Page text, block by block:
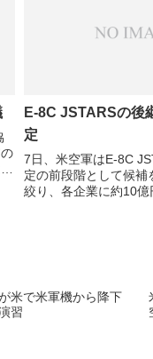
E-8C JSTARSの後
定
7日、米空軍はE-8C
定の前段階として候補
絞り、各企業に約10億
米で米軍機から降下
習